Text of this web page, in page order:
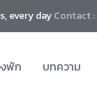
every dayContact :
พัก บทความ